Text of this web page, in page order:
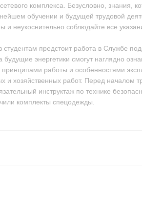
комплекса. Безусловно,
обучении и будущей трудовой
и неукоснительно соблюдайте все
предстоит работа в Службе
энергетики смогут наглядно
принципами работы и особенностями
хозяйственных работ. Перед началом
инструктаж по технике
комплекты спецодежды.